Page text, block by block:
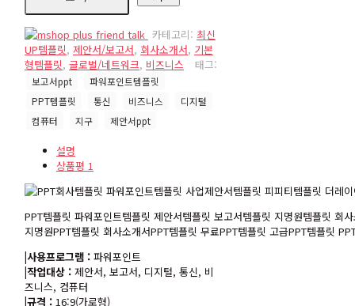
파워포인트
|작업대상 :
즈니스, 컴퓨터
|규격 :16:9(가로형)
|페이지 구성 :
7페이지로 구성된 기본형템플릿입니다. 부족
한 페이지는
[다이어그램템플릿]에서 PPT 데
이타를 필요한 부분만을 골라 구매
다 저렴한 가격으로 고퀄리티 PPT를 만드실
수 있습니다
|특징 :
다이어그램 아이콘등 대부분의 이미지를
PPT에서 칼라및 디자인을 자유롭게 변경 할
수 있습니다
|권장버전:
-Microsoft PowerPoint 2007 (PPTX 파일)
-2003버전에서는 도형이 이미지로 보여지거
나 수정이 어려울 수 있습니다.